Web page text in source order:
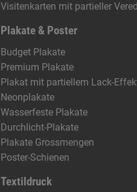
Visitenkarten mit partieller
Plakate & Poster
Budget Plakate
Premium Plakate
Plakat mit partiellem Lack-
Neonplakate
Wasserfeste Plakate
Durchlicht-Plakate
Plakate Grossmengen
Poster-Schienen
Textildruck